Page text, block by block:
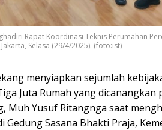
Rapat Koordinasi Teknis Perumahan
Selasa (29/4/2025). (foto:ist)
menyiapkan sejumlah
Juta Rumah yang dicanangkan
Muh Yusuf Ritangnga saat
Sasana Bhakti Praja,